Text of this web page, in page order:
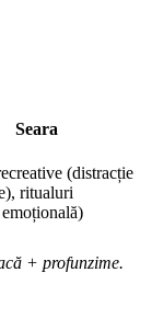
Seara
(distracție
ritualuri
+ profunzime.